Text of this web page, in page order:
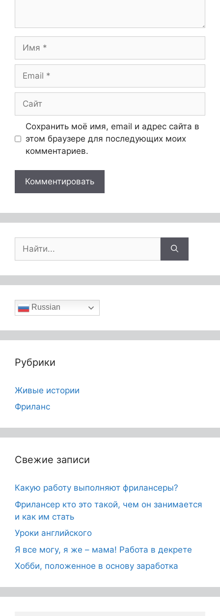
Сохранить моё имя, email и адрес сайта в
этом браузере для последующих моих
комментариев.
Russian
Рубрики
Живые истории
Фриланс
Свежие записи
Какую работу выполняют фрилансеры?
Фрилансер кто это такой, чем он занимается
и как им стать
Уроки английского
Я все могу, я же – мама! Работа в декрете
Хобби, положенное в основу заработка